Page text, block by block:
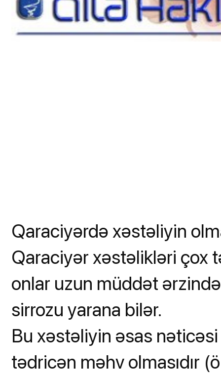
Qaraciyərdə xəstəliyin
Qaraciyər xəstəlikləri çox
onlar uzun müddət
sirrozu yarana bilər.
Bu xəstəliyin əsas
tədricən məhv olmasıdır